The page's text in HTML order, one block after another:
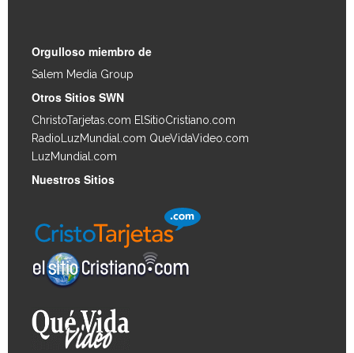
Orgulloso miembro de
Salem Media Group
Otros Sitios SWN
ChristoTarjetas.com ElSitioCristiano.com
RadioLuzMundial.com QueVidaVideo.com
LuzMundial.com
Nuestros Sitios